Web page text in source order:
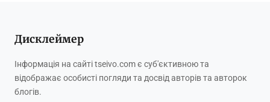
Дисклеймер
Інформація на сайті tseivo.com є суб'єктивною та
відображає особисті погляди та досвід авторів та авторок
блогів.